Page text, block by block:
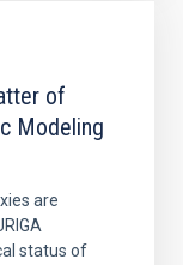
of
Modeling
are
status of